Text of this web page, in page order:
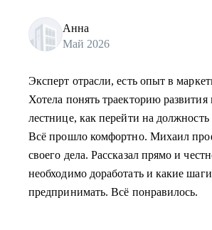
Анна
Май 2026
Эксперт отрасли, есть опыт в
Хотела понять траекторию развития
лестнице, как перейти на должность
Всё прошло комфортно. Михаил
своего дела. Рассказал прямо и
необходимо доработать и какие
предпринимать. Всё понравилось.